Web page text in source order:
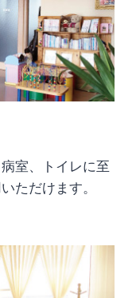
室、トイレに至
ただけます。